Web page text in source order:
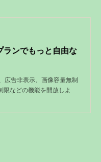
ランでもっと自由な
広告非表示、画像容量無制
限などの機能を開放しよ